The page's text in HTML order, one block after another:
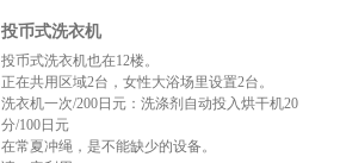
投币式洗衣机
投币式洗衣机也在12楼。
正在共用区域2台，女性大浴场里设置2台。
洗衣机一次/200日元：洗涤剂自动投入烘干机20
分/100日元
在常夏冲绳，是不能缺少的设备。